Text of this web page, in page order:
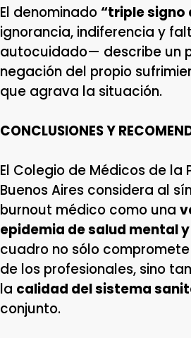
El denominado“triple signo
ignorancia, indiferencia y
autocuidado— describe un
negación del propio
que agrava la situación.
CONCLUSIONES Y
El Colegio de Médicos de la
Buenos Aires considera al
burnout médico como una
epidemia de salud mental
cuadro no sólo
de los profesionales, sino
la calidad del sistema
conjunto.